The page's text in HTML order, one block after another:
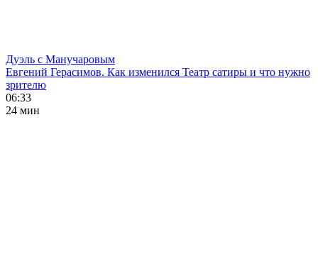
Дуэль с Манучаровым
Евгений Герасимов. Как изменился Театр сатиры и что нужно
зрителю
06:33
24 мин